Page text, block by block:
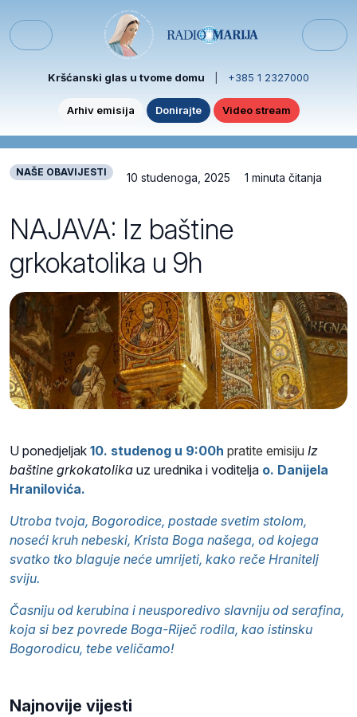
Menu
Kršćanski glas u tvome domu +385 1 2327000
Arhiv emisija Donirajte Video stream
NAŠE OBAVIJESTI 10 studenoga, 2025 1 minuta čitanja
NAJAVA: Iz baštine
grkokatolika u 9h
U ponedjeljak 10. studenog u 9:00h pratite emisiju Iz
baštine grkokatolika uz urednika i voditelja o. Danijela
Hranilovića.
Utroba tvoja, Bogorodice, postade svetim stolom,
noseći kruh nebeski, Krista Boga našega, od kojega
svatko tko blaguje neće umrijeti, kako reče Hranitelj
sviju.
Časniju od kerubina i neusporedivo slavniju od serafina,
koja si bez povrede Boga-Riječ rodila, kao istinsku
Bogorodicu, tebe veličamo!
Najnovije vijesti